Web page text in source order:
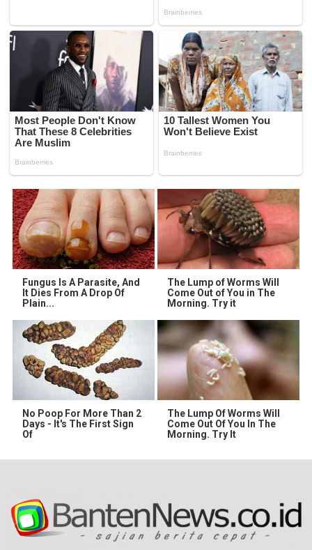
Fungus Is A Parasite, And
It Dies From A Drop Of
Plain...
The Lump of Worms Will
Come Out of You in The
Morning. Try it
No Poop For More Than 2
Days - It's The First Sign
Of
The Lump Of Worms Will
Come Out Of You In The
Morning. Try It